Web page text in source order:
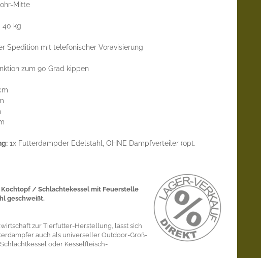
Mitte
kg
Spedition mit telefonischer Voravisierung
zum 90 Grad kippen
1x Futterdämpder Edelstahl, OHNE Dampfverteiler (opt.
/ Schlachtekessel mit Feuerstelle
geschweißt.
zur Tierfutter-Herstellung, lässt sich
auch als universeller Outdoor-Groß-
oder Kesselfleisch-